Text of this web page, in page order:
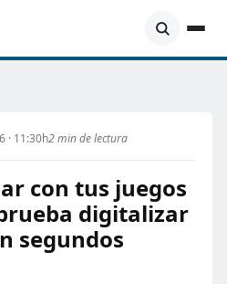
· 11:30h2 min de lectura
con tus juegos
digitalizar
segundos